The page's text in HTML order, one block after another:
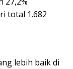
total 1.682
lebih baik di